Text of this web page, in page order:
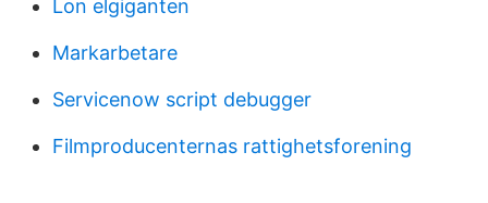
Lon elgiganten
Markarbetare
Servicenow script debugger
Filmproducenternas rattighetsforening